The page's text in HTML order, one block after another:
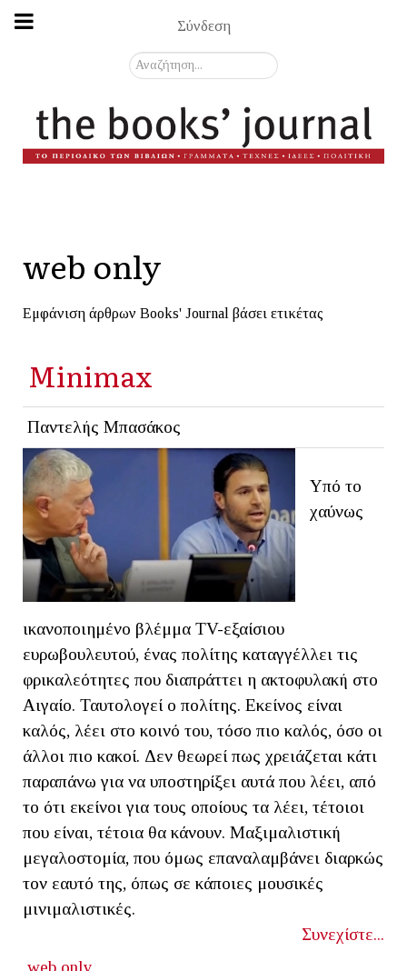
Σύνδεση
Αναζήτηση...
web only
Εμφάνιση άρθρων Books' Journal βάσει ετικέτας
Minimax
Παντελής Μπασάκος
Υπό το
χαύνως
ικανοποιημένο βλέμμα TV-εξαίσιου
ευρωβουλευτού, ένας πολίτης καταγγέλλει τις
φρικαλεότητες που διαπράττει η ακτοφυλακή στο
Αιγαίο. Ταυτολογεί ο πολίτης. Εκείνος είναι
καλός, λέει στο κοινό του, τόσο πιο καλός, όσο οι
άλλοι πιο κακοί. Δεν θεωρεί πως χρειάζεται κάτι
παραπάνω για να υποστηρίξει αυτά που λέει, από
το ότι εκείνοι για τους οποίους τα λέει, τέτοιοι
που είναι, τέτοια θα κάνουν. Μαξιμαλιστική
μεγαλοστομία, που όμως επαναλαμβάνει διαρκώς
τον εαυτό της, όπως σε κάποιες μουσικές
μινιμαλιστικές.
Συνεχίστε...
web only